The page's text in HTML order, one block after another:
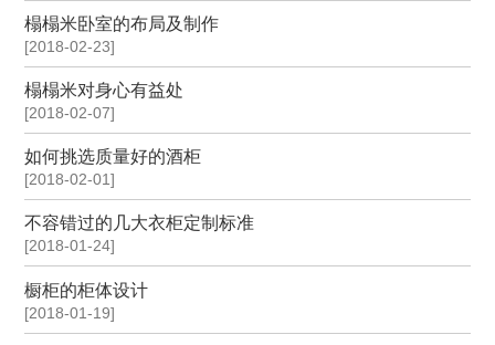
榻榻米卧室的布局及制作
[2018-02-23]
榻榻米对身心有益处
[2018-02-07]
如何挑选质量好的酒柜
[2018-02-01]
不容错过的几大衣柜定制标准
[2018-01-24]
橱柜的柜体设计
[2018-01-19]